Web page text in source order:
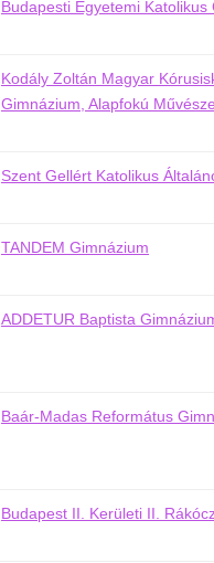
Budapesti Egyetemi
Kodály Zoltán Magyar
Gimnázium, Alapfokú
Szent Gellért Katolikus
TANDEM Gimnázium
ADDETUR Baptista
Baár-Madas Református
Budapest II. Kerületi II.